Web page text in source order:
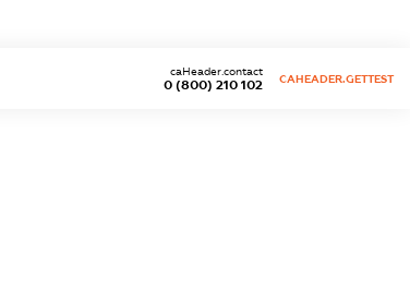
0 (800) 210 102
caHeader.contact
CAHEADER.GETTEST